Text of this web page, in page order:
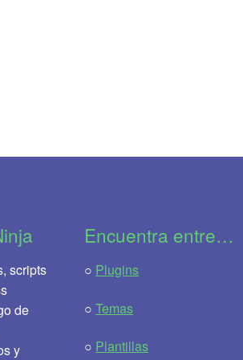
scripts
de
y
Encuentra entre…
○ Plugins
○Temas
○ Plantillas